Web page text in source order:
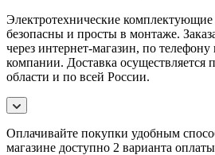
Электротехнические
безопасны и просты в монтаже.
через интернет-магазин, по
компании. Доставка осуществляется
области и по всей России.
Оплачивайте покупки удобным
магазине доступно 2 варианта